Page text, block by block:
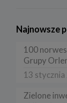
Najnowsze
100
Grupy
13
Zielone